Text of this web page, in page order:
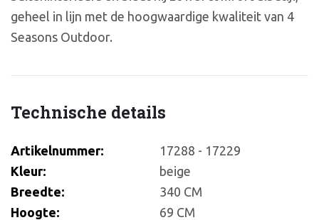
geheel in lijn met de hoogwaardige kwaliteit van 4
Seasons Outdoor.
Technische details
Artikelnummer:
17288 - 17229
Kleur:
beige
Breedte:
340 CM
Hoogte:
69 CM